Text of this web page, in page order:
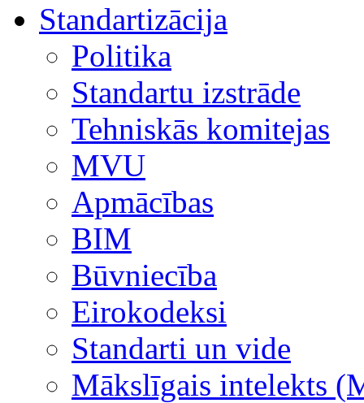
Standartizācija
Politika
Standartu izstrāde
Tehniskās komitejas
MVU
Apmācības
BIM
Būvniecība
Eirokodeksi
Standarti un vide
Mākslīgais intelekts